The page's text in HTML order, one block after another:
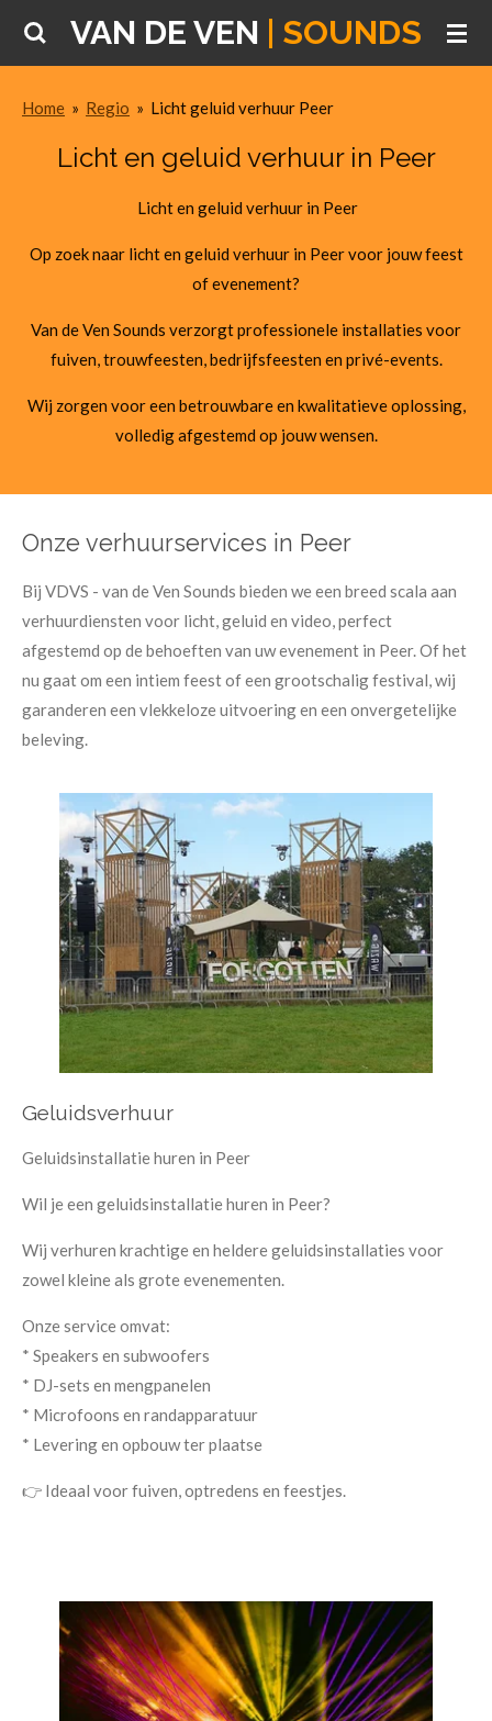
Ga
de
hoofdinhoud
VAN DE VEN | SOUNDS
Home » Regio » Licht geluid verhuur Peer
Licht en geluid verhuur in Peer
Licht en geluid verhuur in Peer
Op zoek naar licht en geluid verhuur in Peer voor jouw feest
of evenement?
Van de Ven Sounds verzorgt professionele installaties voor
fuiven, trouwfeesten, bedrijfsfeesten en privé-events.
Wij zorgen voor een betrouwbare en kwalitatieve oplossing,
volledig afgestemd op jouw wensen.
Onze verhuurservices in Peer
Bij VDVS - van de Ven Sounds bieden we een breed scala aan
verhuurdiensten voor licht, geluid en video, perfect
afgestemd op de behoeften van uw evenement in Peer. Of het
nu gaat om een intiem feest of een grootschalig festival, wij
garanderen een vlekkeloze uitvoering en een onvergetelijke
beleving.
Geluidsverhuur
Geluidsinstallatie huren in Peer
Wil je een geluidsinstallatie huren in Peer?
Wij verhuren krachtige en heldere geluidsinstallaties voor
zowel kleine als grote evenementen.
Onze service omvat:
* Speakers en subwoofers
* DJ-sets en mengpanelen
* Microfoons en randapparatuur
* Levering en opbouw ter plaatse
👉 Ideaal voor fuiven, optredens en feestjes.